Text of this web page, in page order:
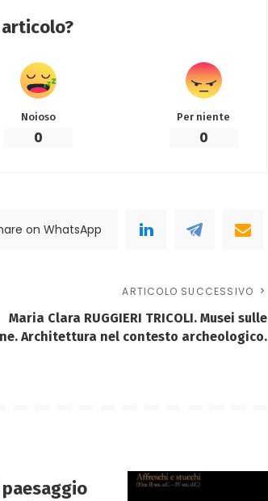
Noioso
0
Per niente
0
on WhatsApp
ARTICOLO SUCCESSIVO
Maria Clara RUGGIERI TRICOLI. Musei sulle
Architettura nel contesto archeologico.
paesaggio